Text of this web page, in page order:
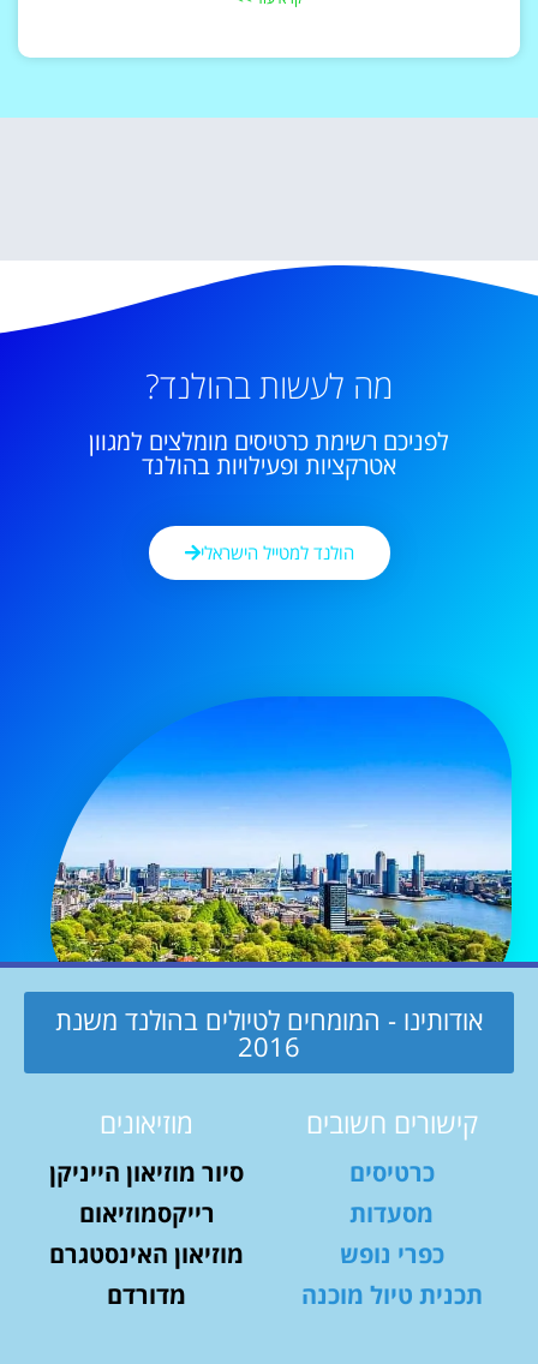
מה לעשות בהולנד?
לפניכם רשימת כרטיסים מומלצים למגוון
אטרקציות ופעילויות בהולנד
הולנד למטייל הישראלי
אודותינו - המומחים לטיולים בהולנד משנת
2016
קישורים חשובים
כרטיסים
מסעדות
כפרי נופש
תכנית טיול מוכנה
מוזיאונים
סיור מוזיאון הייניקן
רייקסמוזיאום
מוזיאון האינסטגרם
מדורדם